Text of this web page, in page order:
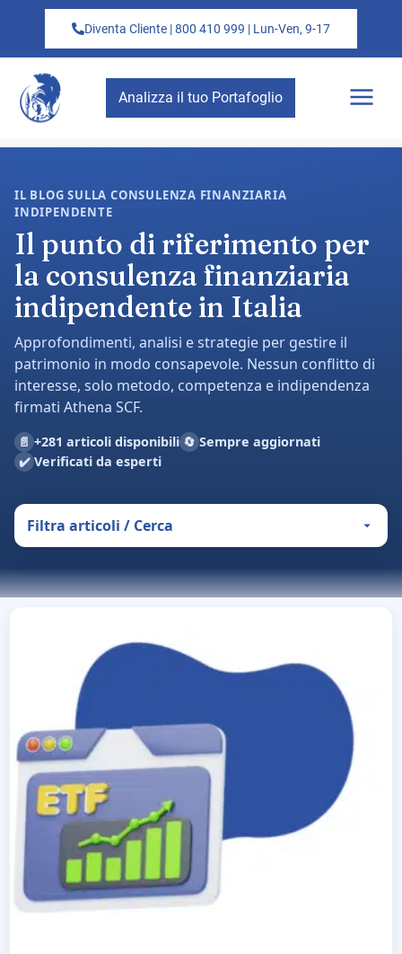
Diventa Cliente | 800 410 999 | Lun-Ven, 9-17
Analizza il tuo Portafoglio
IL BLOG SULLA CONSULENZA FINANZIARIA
INDIPENDENTE
Il punto di riferimento per
la consulenza finanziaria
indipendente in Italia
Approfondimenti, analisi e strategie per gestire il
patrimonio in modo consapevole. Nessun conflitto di
interesse, solo metodo, competenza e indipendenza
firmati Athena SCF.
📄 +281 articoli disponibili 🔄 Sempre aggiornati
✔️ Verificati da esperti
Filtra articoli / Cerca